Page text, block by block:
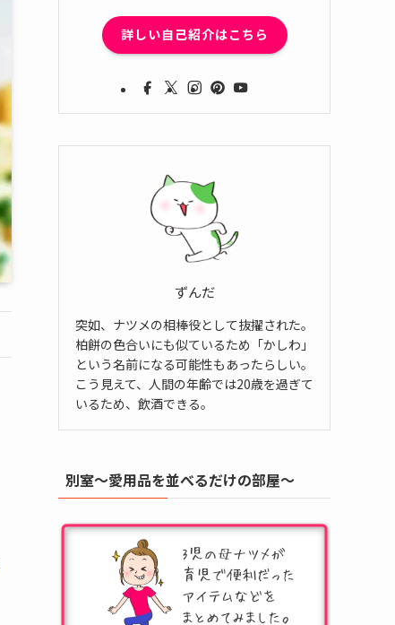
詳しい自己紹介はこちら
ずんだ
突如、ナツメの相棒役として抜擢された。
柏餅の色合いにも似ているため「かしわ」
という名前になる可能性もあったらしい。
こう見えて、人間の年齢では20歳を過ぎて
いるため、飲酒できる。
別室～愛用品を並べるだけの部屋～